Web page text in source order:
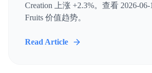
Creation 上涨 +2.3%。查看 2026-
Fruits 价值趋势。
Read Article